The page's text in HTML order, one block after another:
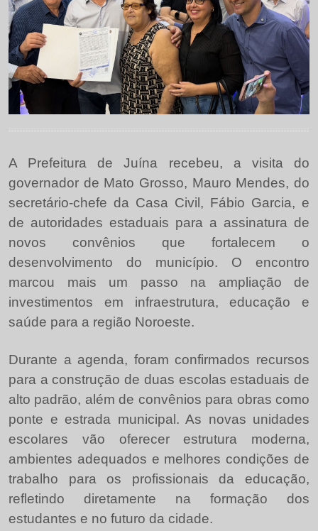
A Prefeitura de Juína recebeu, a visita do
governador de Mato Grosso, Mauro Mendes, do
secretário-chefe da Casa Civil, Fábio Garcia, e
de autoridades estaduais para a assinatura de
novos convênios que fortalecem o
desenvolvimento do município. O encontro
marcou mais um passo na ampliação de
investimentos em infraestrutura, educação e
saúde para a região Noroeste.
Durante a agenda, foram confirmados recursos
para a construção de duas escolas estaduais de
alto padrão, além de convênios para obras como
ponte e estrada municipal. As novas unidades
escolares vão oferecer estrutura moderna,
ambientes adequados e melhores condições de
trabalho para os profissionais da educação,
refletindo diretamente na formação dos
estudantes e no futuro da cidade.